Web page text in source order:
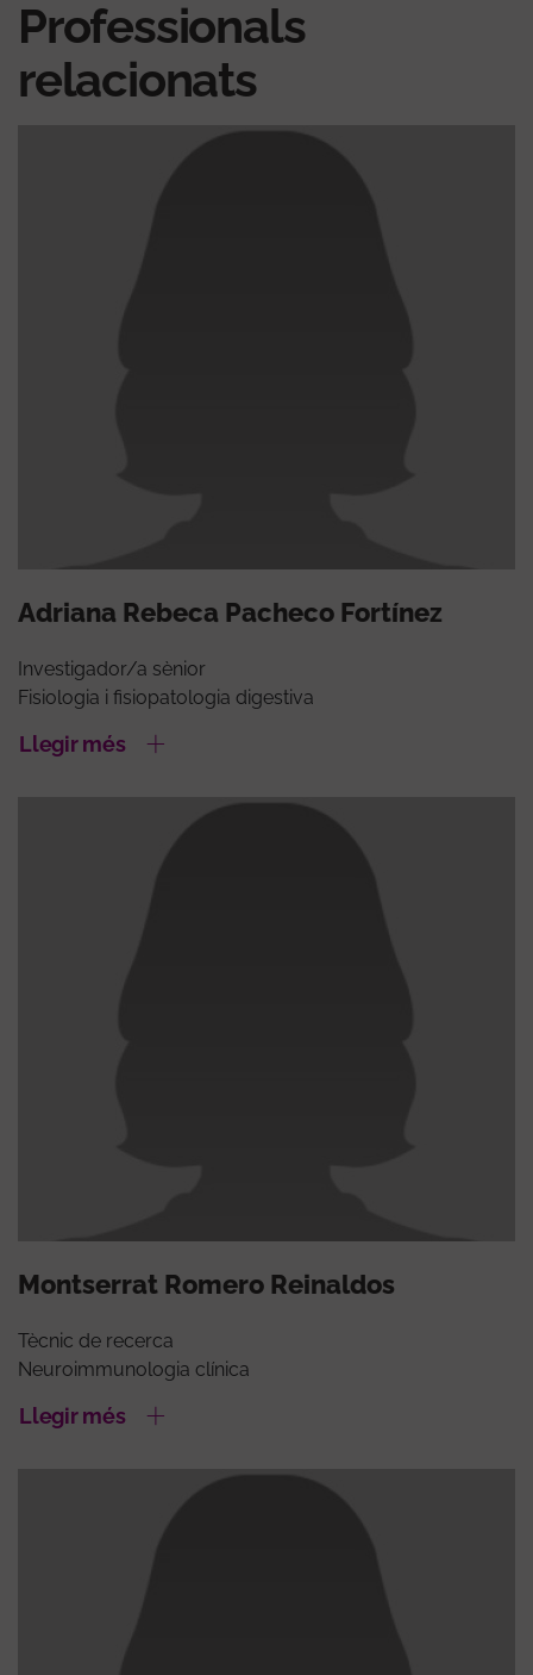
Professionals
relacionats
Adriana Rebeca Pacheco Fortínez
Investigador/a sènior
Fisiologia i fisiopatologia digestiva
Llegir més
Montserrat Romero Reinaldos
Tècnic de recerca
Neuroimmunologia clínica
Llegir més